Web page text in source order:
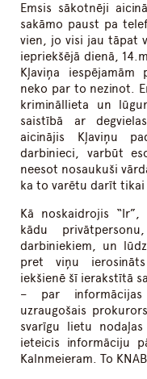
Emsis sākotnēji
sakāmo paust pa
vien, jo visi jau tāpat
iepriekšējā dienā,
Kļaviņa iespējamām
neko par to nezinot.
krimināllieta un
saistībā ar
aicinājis Kļaviņu
darbinieci, varbūt
neesot nosaukuši
ka to varētu darīt tikai
Kā noskaidrojis “Ir”,
kādu
darbiniekiem, un
pret viņu
iekšienē šī ierakstītā
– par
uzraugošais
svarīgu lietu
ieteicis informāciju
Kalnmeieram. To